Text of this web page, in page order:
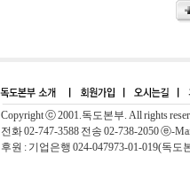
Copyright ⓒ 2001.독도본부. All rights
전화 02-747-3588 전송 02-738-2050 ⓔ-
후원 : 기업은행 024-047973-01-019(독도